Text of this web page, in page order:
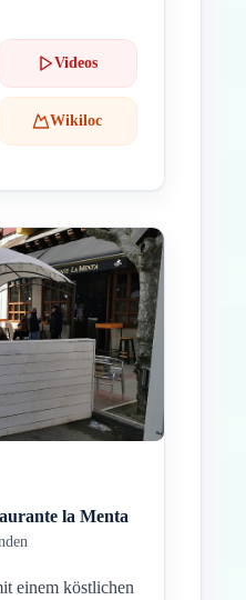
Videos
Wikiloc
la Menta
einem köstlichen